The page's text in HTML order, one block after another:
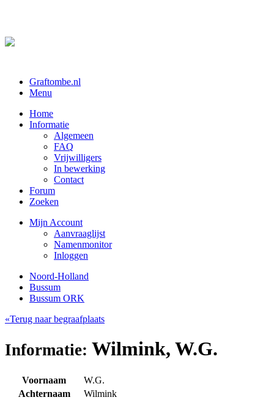
Graftombe.nl
Menu
Home
Informatie
Algemeen
FAQ
Vrijwilligers
In bewerking
Contact
Forum
Zoeken
Mijn Account
Aanvraaglijst
Namenmonitor
Inloggen
Noord-Holland
Bussum
Bussum ORK
«Terug naar begraafplaats
Informatie: Wilmink, W.G.
Voornaam
W.G.
Achternaam
Wilmink